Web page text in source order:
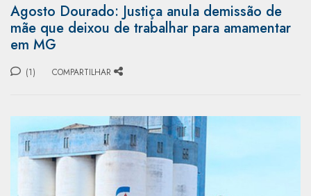
Agosto Dourado: Justiça anula demissão de
mãe que deixou de trabalhar para amamentar
em MG
(1) COMPARTILHAR